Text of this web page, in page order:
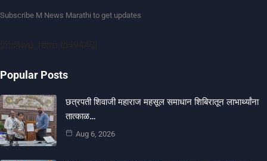
Subscribe M News Marathi to get updates
Popular Posts
छत्रपती शिवाजी महाराज महसूल समाधान शिबिरातून लाभार्थ्यांना
तात्काळ…
Aug 6, 2026